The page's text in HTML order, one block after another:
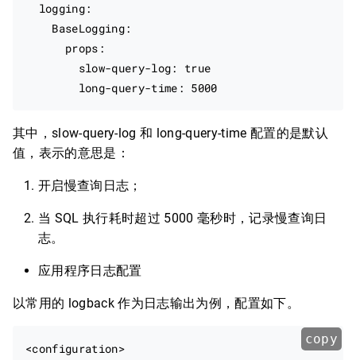
  logging:
    BaseLogging:
      props:
        slow-query-log: true
其中，slow-query-log 和 long-query-time 配置的是默认
值，表示的意思是：
开启慢查询日志；
当 SQL 执行耗时超过 5000 毫秒时，记录慢查询日
志。
应用程序日志配置
以常用的 logback 作为日志输出为例，配置如下。
copy
<configuration>